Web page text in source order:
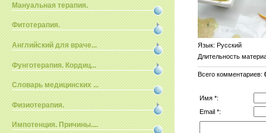
Мануальная терапия.
Фитотерапия.
Английский для враче...
Фунготерапия. Кордиц...
Словарь медицинских ...
Физиотерапия.
Импотенция. Причины....
Язык: Русский
Длительность
Всего комментариев:
Имя *:
Email *: